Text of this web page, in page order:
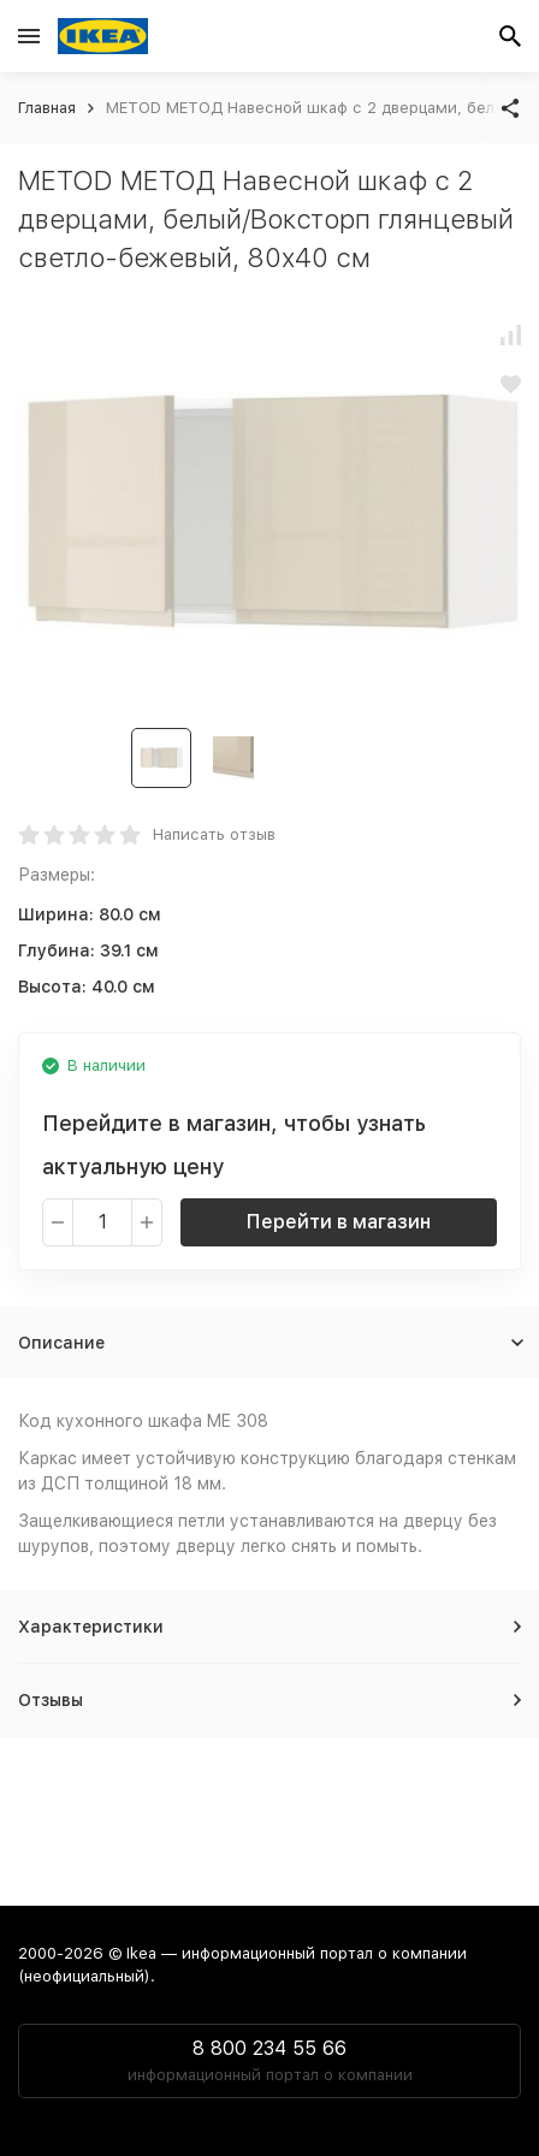
Главная METOD МЕТОД Навесной шкаф с 2 дверцами, белый/
METOD МЕТОД Навесной шкаф с 2
дверцами, белый/Воксторп глянцевый
светло-бежевый, 80x40 см
Написать отзыв
Размеры:
Ширина: 80.0 см
Глубина: 39.1 см
Высота: 40.0 см
В наличии
Перейдите в магазин, чтобы узнать
актуальную цену
Перейти в магазин
Описание
Код кухонного шкафа ME 308
Каркас имеет устойчивую конструкцию благодаря стенкам
из ДСП толщиной 18 мм.
Защелкивающиеся петли устанавливаются на дверцу без
шурупов, поэтому дверцу легко снять и помыть.
Характеристики
Отзывы
2000-2026 © Ikea — информационный портал о компании
(неофициальный).
8 800 234 55 66
информационный портал о компании